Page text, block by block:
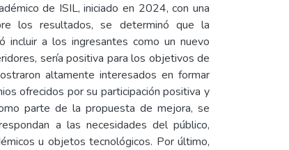
de ISIL, iniciado en 2024, con una
los resultados, se determinó que la
incluir a los ingresantes como un nuevo
sería positiva para los objetivos de
altamente interesados en formar
ofrecidos por su participación positiva y
parte de la propuesta de mejora, se
a las necesidades del público,
u objetos tecnológicos. Por último,